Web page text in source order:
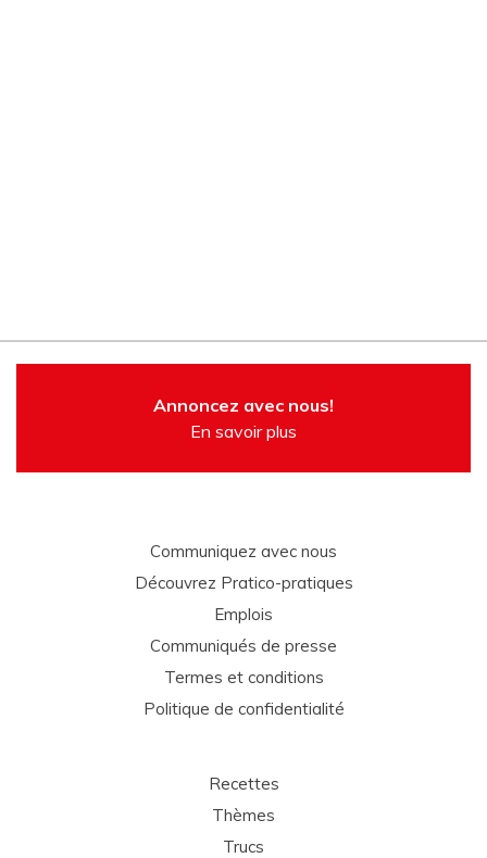
Annoncez avec nous!
En savoir plus
Communiquez avec nous
Découvrez Pratico-pratiques
Emplois
Communiqués de presse
Termes et conditions
Politique de confidentialité
Recettes
Thèmes
Trucs